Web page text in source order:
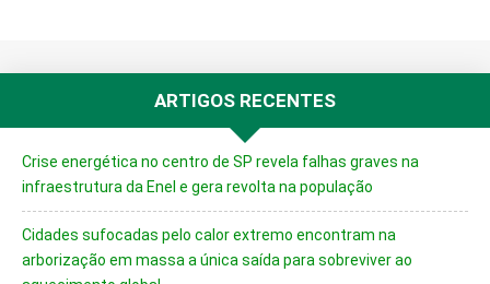
ARTIGOS RECENTES
Crise energética no centro de SP revela falhas graves na
infraestrutura da Enel e gera revolta na população
Cidades sufocadas pelo calor extremo encontram na
arborização em massa a única saída para sobreviver ao